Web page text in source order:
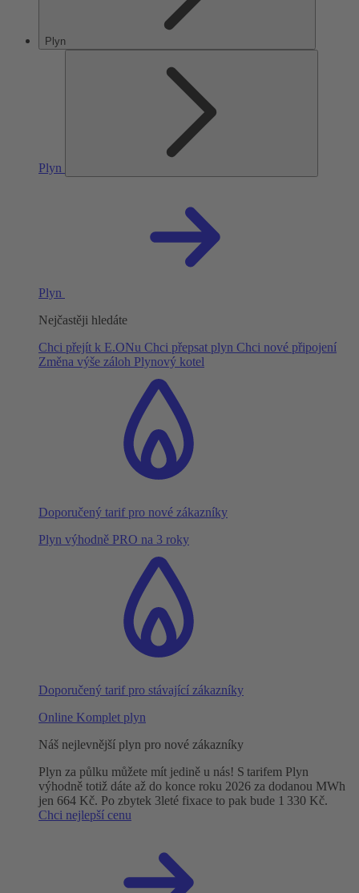
Plyn
Plyn
Plyn
Nejčastěji hledáte
Chci přejít k E.ONu Chci přepsat plyn Chci nové připojení
Změna výše záloh Plynový kotel
Doporučený tarif pro nové zákazníky
Plyn výhodně PRO na 3 roky
Doporučený tarif pro stávající zákazníky
Online Komplet plyn
Náš nejlevnější plyn pro nové zákazníky
Plyn za půlku můžete mít jedině u nás! S tarifem Plyn
výhodně totiž dáte až do konce roku 2026 za dodanou MWh
jen 664 Kč. Po zbytek 3leté fixace to pak bude 1 330 Kč.
Chci nejlepší cenu